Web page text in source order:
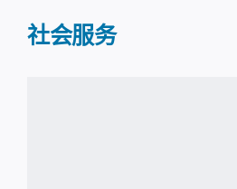
社会服务